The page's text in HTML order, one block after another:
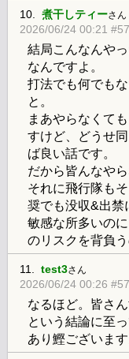
10. 煮干しティーさん
2026/06/24 00:21
結局こんなんや
なんですよ。
打法でも何でも
と。
まあやらなくて
すけど、どうせ
ば良い話です。
だから皆んなや
それに飛行隊も
奨でも没収&出禁
敏感な所多いの
のリスクを背負
11. test3さん
2026/06/24 00:26
なるほど。皆さ
という結論に至
あり鰹ございます